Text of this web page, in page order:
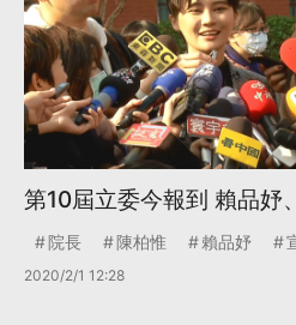
第10屆立委今報到 賴品妤
院長 陳柏惟 賴品妤
2020/2/1 12:28